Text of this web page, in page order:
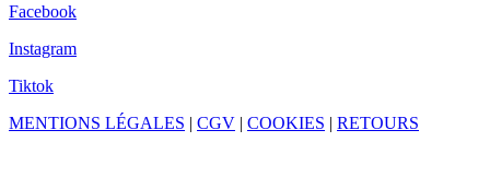
Facebook
Instagram
Tiktok
MENTIONS LÉGALES | CGV | COOKIES | RETOURS